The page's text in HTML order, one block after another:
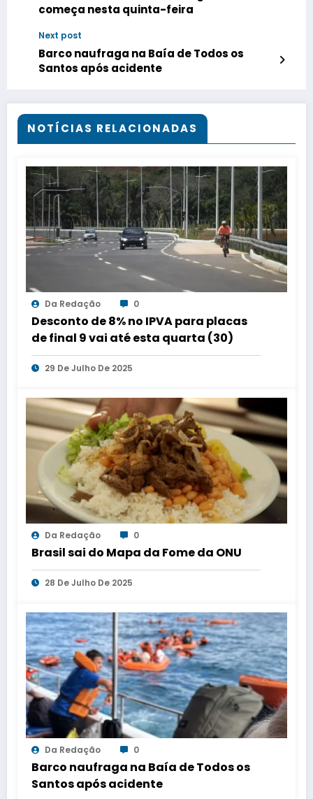
começa nesta quinta-feira
Next post
Barco naufraga na Baía de Todos os
Santos após acidente
NOTÍCIAS RELACIONADAS
Da Redação 0
Desconto de 8% no IPVA para placas
de final 9 vai até esta quarta (30)
29 De Julho De 2025
Da Redação 0
Brasil sai do Mapa da Fome da ONU
28 De Julho De 2025
Da Redação 0
Barco naufraga na Baía de Todos os
Santos após acidente